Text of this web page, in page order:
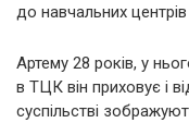
до навчальних
Артему 28 років, у
в ТЦК він приховує і
суспільстві